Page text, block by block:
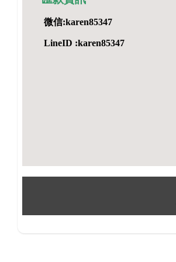
微信:karen85347
LineID :karen85347